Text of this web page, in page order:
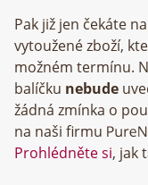
Pak již jen čekáte na
vytoužené zboží,
možném termínu.
balíčku nebude
žádná zmínka o
na naši firmu
Prohlédněte si, jak